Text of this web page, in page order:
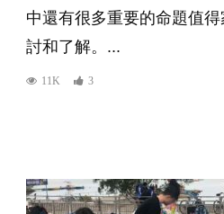
中還有很多重要的命題值
討和了解。...
11K 3